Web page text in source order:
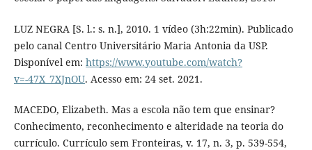
LUZ NEGRA [S. l.: s. n.], 2010. 1 vídeo (3h:22min). Publicado
pelo canal Centro Universitário Maria Antonia da USP.
Disponível em: https://www.youtube.com/watch?
v=-47X_7XJnOU. Acesso em: 24 set. 2021.
MACEDO, Elizabeth. Mas a escola não tem que ensinar?
Conhecimento, reconhecimento e alteridade na teoria do
currículo. Currículo sem Fronteiras, v. 17, n. 3, p. 539-554,